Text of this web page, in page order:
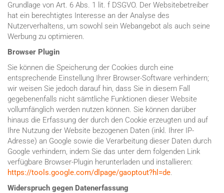
Grundlage von Art. 6 Abs. 1 lit. f DSGVO. Der Websitebetreiber
hat ein berechtigtes Interesse an der Analyse des
Nutzerverhaltens, um sowohl sein Webangebot als auch seine
Werbung zu optimieren.
Browser Plugin
Sie können die Speicherung der Cookies durch eine
entsprechende Einstellung Ihrer Browser-Software verhindern;
wir weisen Sie jedoch darauf hin, dass Sie in diesem Fall
gegebenenfalls nicht sämtliche Funktionen dieser Website
vollumfänglich werden nutzen können. Sie können darüber
hinaus die Erfassung der durch den Cookie erzeugten und auf
Ihre Nutzung der Website bezogenen Daten (inkl. Ihrer IP-
Adresse) an Google sowie die Verarbeitung dieser Daten durch
Google verhindern, indem Sie das unter dem folgenden Link
verfügbare Browser-Plugin herunterladen und installieren:
https://tools.google.com/dlpage/gaoptout?hl=de.
Widerspruch gegen Datenerfassung